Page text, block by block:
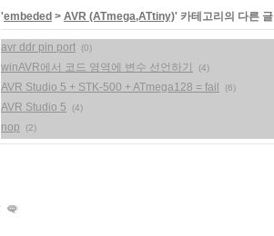
'embeded > AVR (ATmega,ATtiny)' 카테고리의 다른 글
avr ddr pin port (0)
winAVR에서 코드 영역에 변수 선언하기 (4)
AVR Studio 5 + STK-500 + ATmega128 = fail (6)
AVR Studio 5 (4)
nop (2)